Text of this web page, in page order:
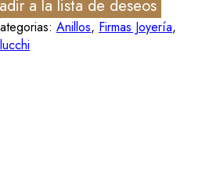
a la lista de deseos
Anillos, Firmas Joyería,